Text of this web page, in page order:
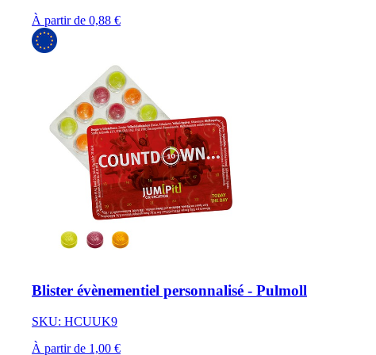
À partir de 0,88 €
Blister évènementiel personnalisé - Pulmoll
SKU: HCUUK9
À partir de 1,00 €